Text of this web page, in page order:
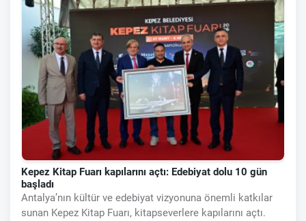
Kepez Kitap Fuarı kapılarını açtı: Edebiyat dolu 10 gün
başladı
Antalya’nın kültür ve edebiyat vizyonuna önemli katkılar
sunan Kepez Kitap Fuarı, kitapseverlere kapılarını açtı.